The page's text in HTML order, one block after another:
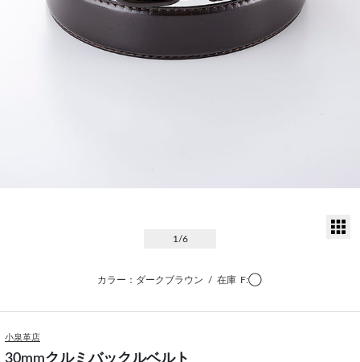
1 /6
カラー：ダークブラウン / 在庫 F:◯
小泉革店
30mmクルミバックルベルト